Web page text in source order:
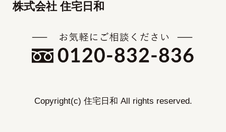
株式会社 住宅日和
Copyright(c) 住宅日和 All rights reserved.